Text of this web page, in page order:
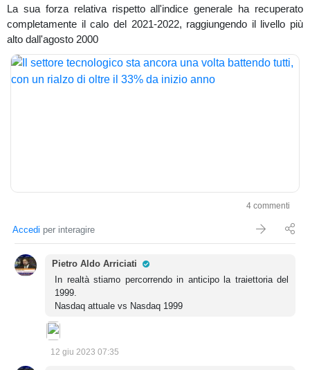
La sua forza relativa rispetto all'indice generale ha recuperato
completamente il calo del 2021-2022, raggiungendo il livello più
alto dall'agosto 2000
4 commenti
Accedi per interagire
Pietro Aldo Arriciati
In realtà stiamo percorrendo in anticipo la traiettoria del
1999.
Nasdaq attuale vs Nasdaq 1999
12 giu 2023 07:35